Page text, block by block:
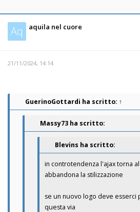
Aq aquila nel cuore
21/11/2024, 14:14
GuerinoGottardi ha scritto: ↑
Massy73 ha scritto:
Blevins ha scritto:
in controtendenza l'ajax torna
abbandona la stilizzazione
se un nuovo logo deve esserci
questa via